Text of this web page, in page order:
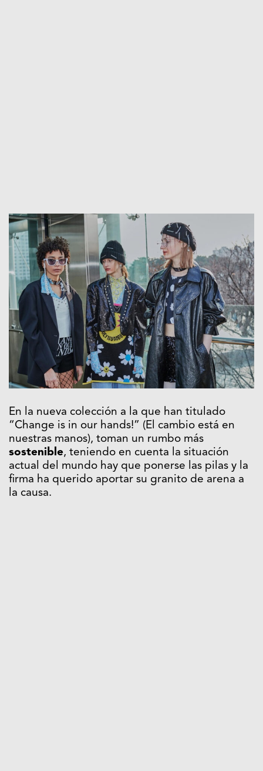
En la nueva colección a la que han titulado
“Change is in our hands!” (El cambio está en
nuestras manos), toman un rumbo más
sostenible, teniendo en cuenta la situación
actual del mundo hay que ponerse las pilas y la
firma ha querido aportar su granito de arena a
la causa.